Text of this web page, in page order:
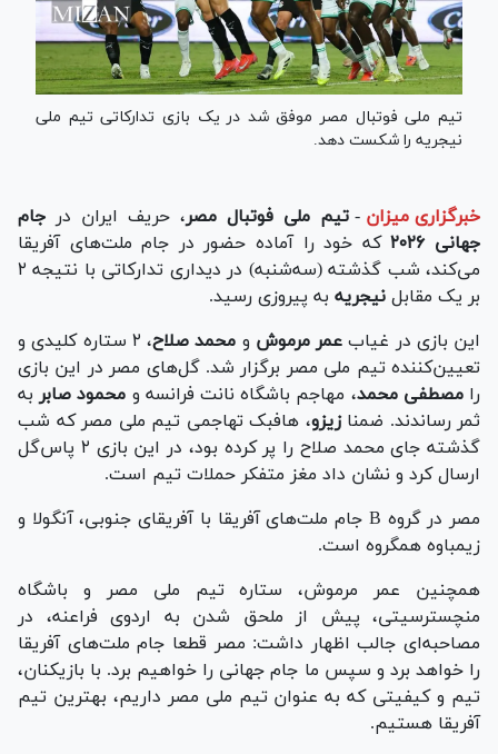
تیم ملی فوتبال مصر موفق شد در یک بازی تدارکاتی تیم ملی
نیجریه را شکست دهد.
خبرگزاری میزان - تیم ملی فوتبال مصر، حریف ایران در جام
جهانی ۲۰۲۶
که خود را آماده حضور در جام ملت‌های آفریقا
می‌کند، شب گذشته (سه‌شنبه) در دیداری تدارکاتی با نتیجه ۲
بر یک مقابل نیجریه به پیروزی رسید.
این بازی در غیاب عمر مرموش و محمد صلاح
، ۲ ستاره کلیدی و
تعیین‌کننده تیم ملی مصر برگزار شد. گل‌های مصر در این بازی
رامصطفی محمد، مهاجم باشگاه نانت فرانسه و محمود صابر به
ثمر رساندند. ضمنازیزو، هافبک تهاجمی تیم ملی مصر که شب
گذشته جای محمد صلاح را پر کرده بود، در این بازی ۲ پاس‌گل
ارسال کرد و نشان داد مغز متفکر حملات تیم است.
مصر در گروه B جام ملت‌های آفریقا با آفریقای جنوبی، آنگولا و
زیمباوه همگروه است.
همچنین عمر مرموش، ستاره تیم ملی مصر و باشگاه
منچسترسیتی، پیش از ملحق شدن به اردوی فراعنه، در
مصاحبه‌ای جالب اظهار داشت: مصر قطعا جام ملت‌های آفریقا
را خواهد برد و سپس ما جام جهانی را خواهیم برد. با بازیکنان،
تیم و کیفیتی که به عنوان تیم ملی مصر داریم، بهترین تیم
آفریقا هستیم.